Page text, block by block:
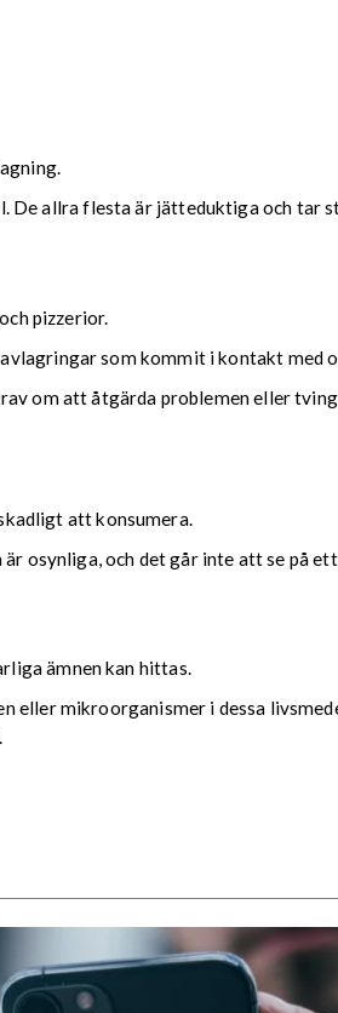
allra flesta är jätteduktiga och tar
pizzerior.
som kommit i kontakt med
om att åtgärda problemen eller
att konsumera.
osynliga, och det går inte att se på
ämnen kan hittas.
mikroorganismer i dessa